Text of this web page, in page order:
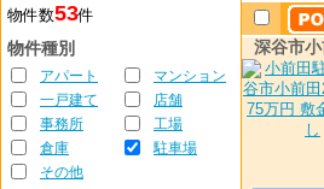
物件数53件
物件種別
アパート
マンション
一戸建て
店舗
事務所
工場
倉庫
駐車場
その他
深谷市